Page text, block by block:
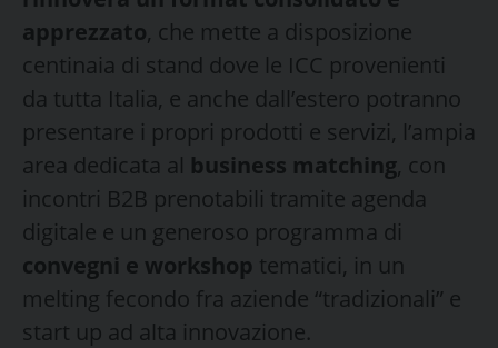
apprezzato, che mette a disposizione
centinaia di stand dove le ICC provenienti
da tutta Italia, e anche dall’estero potranno
presentare i propri prodotti e servizi, l’ampia
area dedicata al business matching, con
incontri B2B prenotabili tramite agenda
digitale e un generoso programma di
convegni e workshop tematici, in un
melting fecondo fra aziende “tradizionali” e
start up ad alta innovazione.